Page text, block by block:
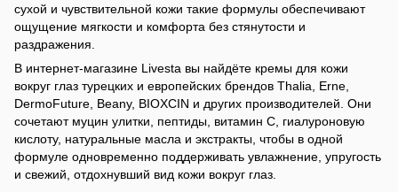
сухой и чувствительной кожи такие формулы обеспечивают
ощущение мягкости и комфорта без стянутости и
раздражения.
В интернет-магазине Livesta вы найдёте кремы для кожи
вокруг глаз турецких и европейских брендов Thalia, Erne,
DermoFuture, Beany, BIOXCIN и других производителей. Они
сочетают муцин улитки, пептиды, витамин С, гиалуроновую
кислоту, натуральные масла и экстракты, чтобы в одной
формуле одновременно поддерживать увлажнение, упругость
и свежий, отдохнувший вид кожи вокруг глаз.